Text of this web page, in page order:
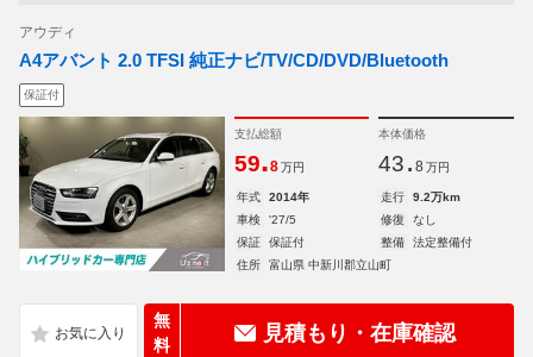
アウディ
A4アバント 2.0 TFSI 純正ナビ/TV/CD/DVD/Bluetooth
保証付
支払総額
59.8 万円
本体価格
43. 8 万円
年式 2014年 走行
9.2万km
車検
'27/5 修復
なし
保証
保証付 整備
法定整備付
住所
富山県 中新川郡立山町
無
料
見積もり・在庫確認